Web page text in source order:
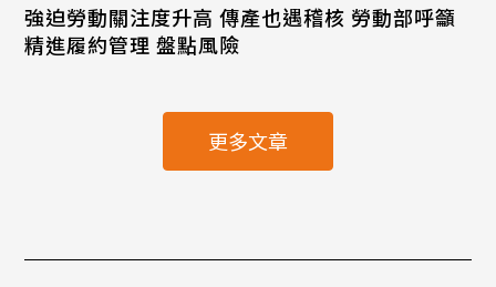
強迫勞動關注度升高 傳產也遇稽核 勞動部呼籲
精進履約管理 盤點風險
更多文章